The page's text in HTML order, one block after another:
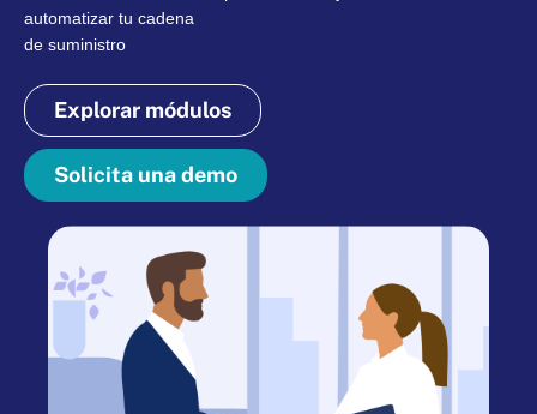
automatizar tu cadena
de suministro
Explorar módulos
Solicita una demo